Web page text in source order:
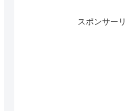
スポンサー